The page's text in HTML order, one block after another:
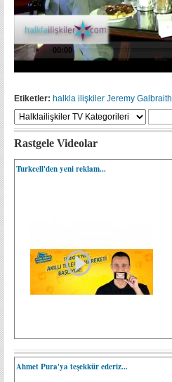
Etiketler: halkla ilişkiler Jeremy Galbraith
Rastgele Videolar
Turkcell'den yeni reklam...
Ahmet Pura'ya teşekkür ederiz...